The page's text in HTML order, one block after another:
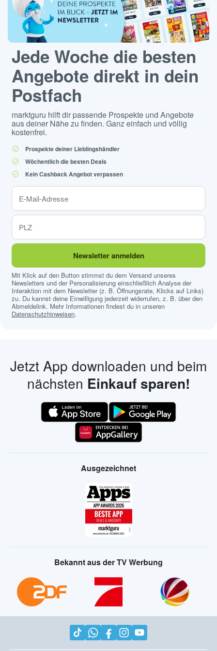
Jede Woche die besten
Angebote direkt in dein
Postfach
marktguru hilft dir passende Prospekte und Angebote
aus deiner Nähe zu finden. Ganz einfach und völlig
kostenfrei.
Prospekte deiner Lieblingshändler
Wöchentlich die besten Deals
Kein Cashback Angebot verpassen
Newsletter anmelden
Mit Klick auf den Button stimmst du dem Versand unseres
Newsletters und der Personalisierung einschließlich Analyse der
Interaktion mit dem Newsletter (z. B. Öffnungsrate, Klicks auf Links)
zu. Du kannst deine Einwilligung jederzeit widerrufen, z. B. über den
Abmeldelink. Mehr Informationen findest du in unseren
Datenschutzhinweisen.
Jetzt App downloaden und beim
nächsten Einkauf sparen!
Ausgezeichnet
Bekannt aus der TV Werbung